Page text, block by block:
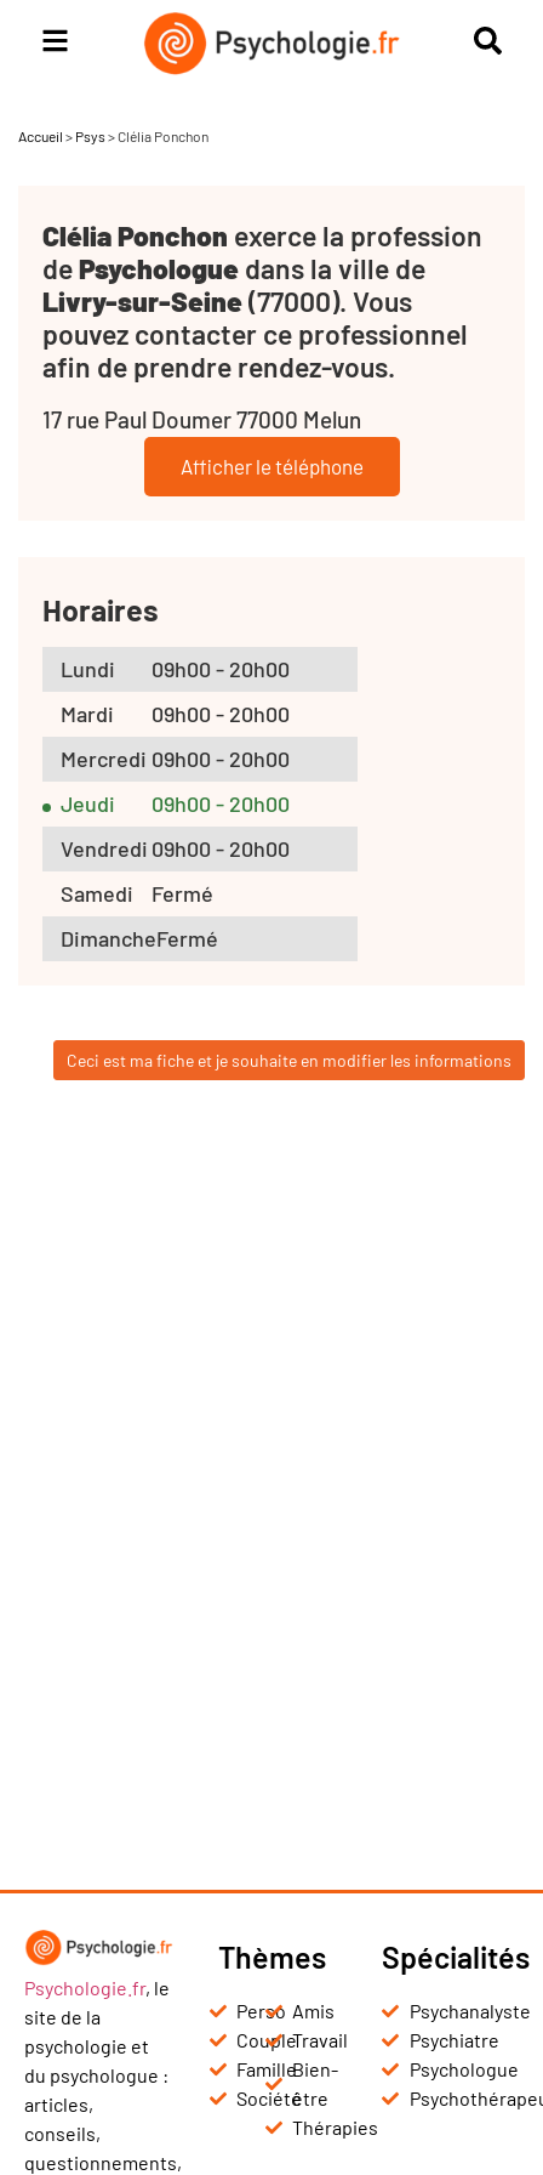
Accueil > Psys >Clélia Ponchon
Clélia Ponchon exerce la profession
dePsychologue dans la ville de
Livry-sur-Seine(77000). Vous
pouvez contacter ce professionnel
afin de prendre rendez-vous.
17 rue Paul Doumer 77000 Melun
Afficher le téléphone
Horaires
Lundi
09h00 - 20h00
Mardi
09h00 - 20h00
Mercredi 09h00 - 20h00
Jeudi
09h00 - 20h00
Vendredi 09h00 - 20h00
Samedi
Fermé
DimancheFermé
Ceci est ma fiche et je souhaite en modifier les informations
Psychologie.fr, le
site de la
psychologie et
du psychologue :
articles,
conseils,
questionnements,
Thèmes
Perso
Couple
Famille
Société
Amis
Travail
Bien-
être
Thérapies
Spécialités
Psychanalyste
Psychiatre
Psychologue